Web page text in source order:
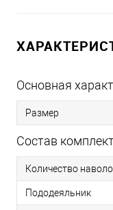
Основная
Размер
Состав
Количество
Пододеяльник